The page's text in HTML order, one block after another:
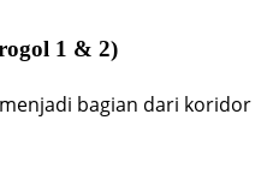
1 & 2)
bagian dari koridor